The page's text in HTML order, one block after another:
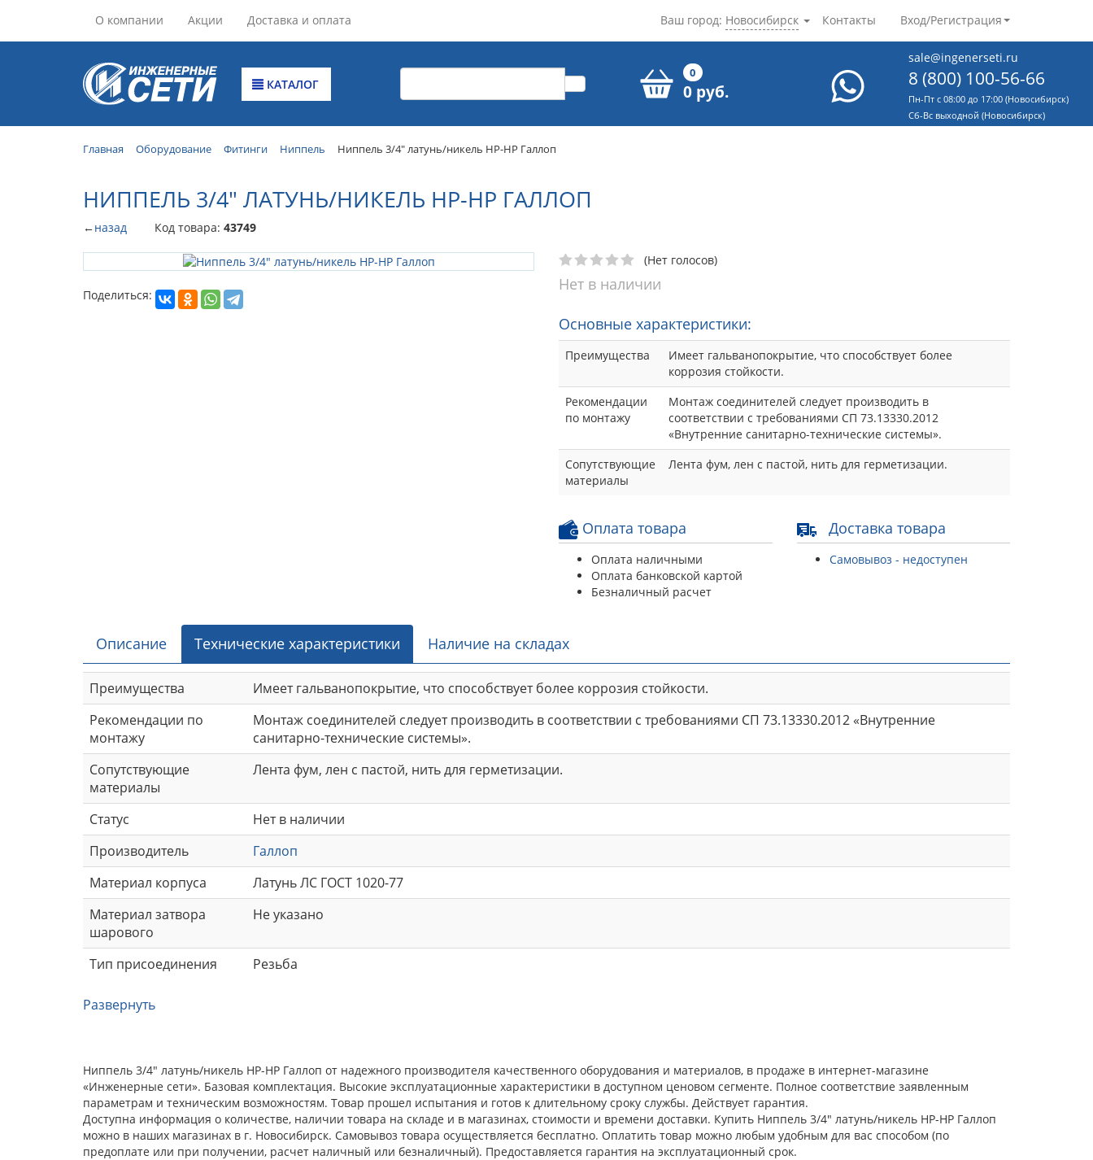
О компании Акции Доставка и оплата Контакты Вход/Регистрация
Ваш город: Новосибирск
КАТАЛОГ
0
0 руб.
sale@ingenerseti.ru
8 (800) 100-56-66
Пн-Пт с 08:00 до 17:00 (Новосибирск)
Cб-Вс выходной (Новосибирск)
Главная Оборудование Фитинги Ниппель Ниппель 3/4" латунь/никель НР-НР Галлоп
НИППЕЛЬ 3/4" ЛАТУНЬ/НИКЕЛЬ НР-НР ГАЛЛОП
←назад Код товара: 43749
Поделиться:
(Нет голосов)
Нет в наличии
Основные характеристики:
Преимущества
Имеет гальванопокрытие, что способствует более
коррозия стойкости.
Рекомендации
по монтажу
Монтаж соединителей следует производить в
соответствии с требованиями СП 73.13330.2012
«Внутренние санитарно-технические системы».
Сопутствующие
материалы
Лента фум, лен с пастой, нить для герметизации.
Оплата товара
Оплата наличными
Оплата банковской картой
Безналичный расчет
Доставка товара
Самовывоз - недоступен
Описание Технические характеристики Наличие на складах
Преимущества
Имеет гальванопокрытие, что способствует более коррозия стойкости.
Рекомендации по
монтажу
Монтаж соединителей следует производить в соответствии с требованиями СП 73.13330.2012 «Внутренние
санитарно-технические системы».
Сопутствующие
материалы
Лента фум, лен с пастой, нить для герметизации.
Статус
Нет в наличии
Производитель
Галлоп
Материал корпуса
Латунь ЛС ГОСТ 1020-77
Материал затвора
шарового
Не указано
Тип присоединения Резьба
Развернуть
Ниппель 3/4" латунь/никель НР-НР Галлоп от надежного производителя качественного оборудования и материалов, в продаже в интернет-магазине
«Инженерные сети». Базовая комплектация. Высокие эксплуатационные характеристики в доступном ценовом сегменте. Полное соответствие заявленным
параметрам и техническим возможностям. Товар прошел испытания и готов к длительному сроку службы. Действует гарантия.
Доступна информация о количестве, наличии товара на складе и в магазинах, стоимости и времени доставки. Купить Ниппель 3/4" латунь/никель НР-НР Галлоп
можно в наших магазинах в г. Новосибирск. Самовывоз товара осуществляется бесплатно. Оплатить товар можно любым удобным для вас способом (по
предоплате или при получении, расчет наличный или безналичный). Предоставляется гарантия на эксплуатационный срок.